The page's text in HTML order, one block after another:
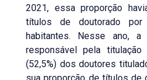
2021, essa proporção
títulos de doutorado
habitantes. Nesse ano,
responsável pela
(52,5%) dos doutores
sua proporção de títulos de